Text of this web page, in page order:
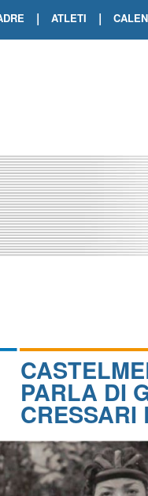
| ATLETI |
PARLA DI
CRESSARI